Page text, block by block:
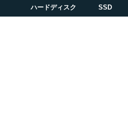
ハードディスク SSD